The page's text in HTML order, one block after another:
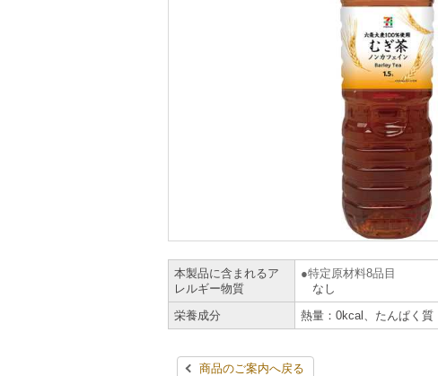
本製品に含まれるア
レルギー物質
特定原材料8品目
なし
栄養成分
熱量：0kcal、たんぱく
商品のご案内へ戻る